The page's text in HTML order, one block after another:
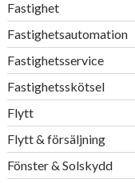
Fastighet
Fastighetsautomation
Fastighetsservice
Fastighetsskötsel
Flytt
Flytt & försäljning
Fönster & Solskydd